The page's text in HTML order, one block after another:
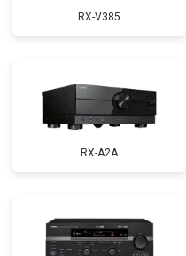
RX-V385
RX-A2A